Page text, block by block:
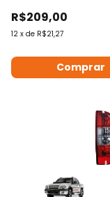
R$209,00
12 x de R$21,27
Comprar